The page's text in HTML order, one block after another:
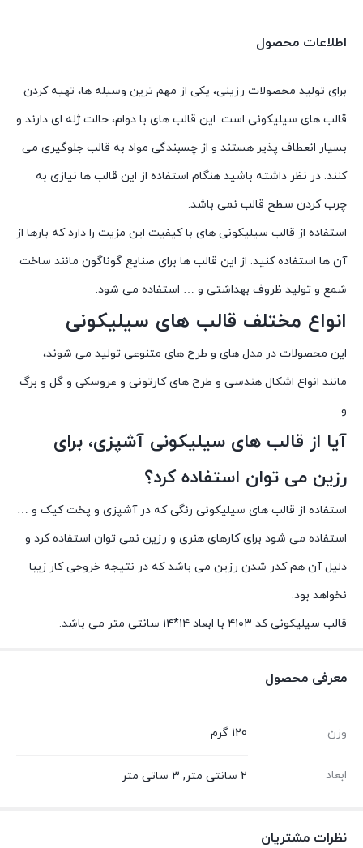
اطلاعات محصول
برای تولید محصولات رزینی، یکی از مهم ترین وسیله ها، تهیه کردن
قالب های سیلیکونی است. این قالب های با دوام، حالت ژله ای دارند و
بسیار انعطاف پذیر هستند و از چسبندگی مواد به قالب جلوگیری می
کنند. در نظر داشته باشید هنگام استفاده از این قالب ها نیازی به
چرب کردن سطح قالب نمی باشد.
استفاده از قالب سیلیکونی های با کیفیت این مزیت را دارد که بارها از
آن ها استفاده کنید. از این قالب ها برای صنایع گوناگون مانند ساخت
شمع و تولید ظروف بهداشتی و … استفاده می شود.
انواع مختلف قالب های سیلیکونی
این محصولات در مدل های و طرح های متنوعی تولید می شوند،
مانند انواع اشکال هندسی و طرح های کارتونی و عروسکی و گل و برگ
و …
آیا از قالب های سیلیکونی آشپزی، برای
رزین می توان استفاده کرد؟
استفاده از قالب های سیلیکونی رنگی که در آشپزی و پخت کیک و …
استفاده می شود برای کارهای هنری و رزین نمی توان استفاده کرد و
دلیل آن هم کدر شدن رزین می باشد که در نتیجه خروجی کار زیبا
نخواهد بود.
قالب سیلیکونی کد ۴۱۰۳ با ابعاد ۱۴*۱۴ سانتی متر می باشد.
معرفی محصول
وزن 120 گرم
ابعاد 2 سانتی متر, 3 ساتی متر
نظرات مشتریان